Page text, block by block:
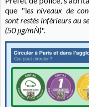
que "les niveaux de
sont restés inférieurs au
(50 μg/mÑ)".